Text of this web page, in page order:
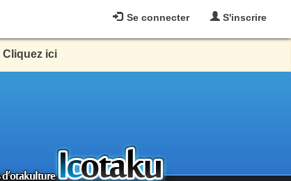
Se connecter S'inscrire
Cliquez ici